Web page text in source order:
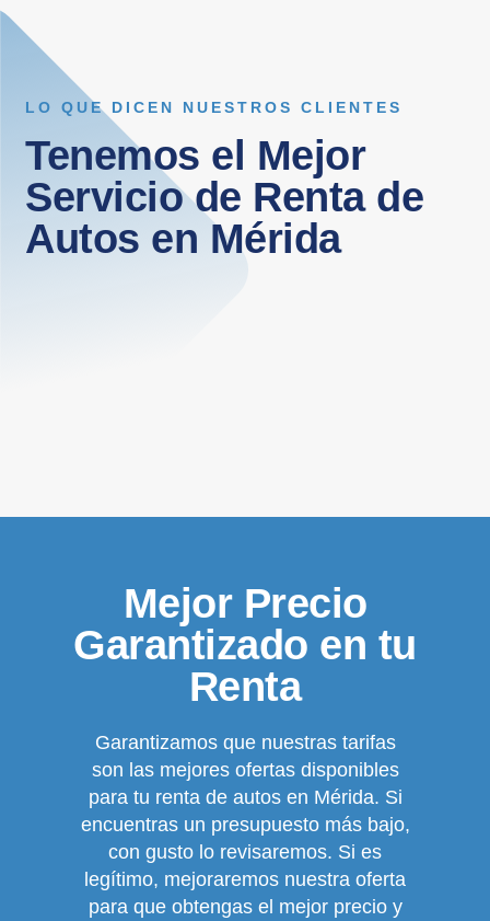
LO QUE DICEN NUESTROS CLIENTES
Tenemos el Mejor
Servicio de Renta de
Autos en Mérida
Mejor Precio
Garantizado en tu
Renta
Garantizamos que nuestras tarifas
son las mejores ofertas disponibles
para tu renta de autos en Mérida. Si
encuentras un presupuesto más bajo,
con gusto lo revisaremos. Si es
legítimo, mejoraremos nuestra oferta
para que obtengas el mejor precio y